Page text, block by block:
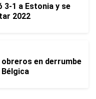
3-1 a Estonia y se
2022
en derrumbe
Bélgica